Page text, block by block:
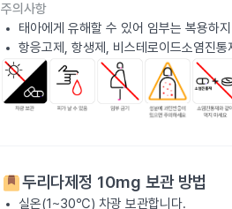
주의사항
태아에게 유해할 수 있어 임부는 복용하
항응고제, 항생제, 비스테로이드소염진
두리다제정 10mg 보관 방법
실온(1~30℃) 차광 보관합니다.